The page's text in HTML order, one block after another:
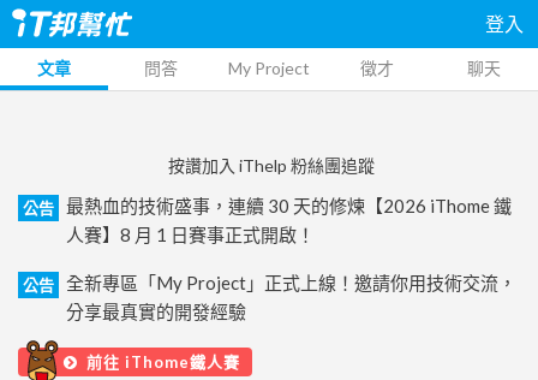
登入
文章 問答 My Project 徵才 聊天
按讚加入 iThelp 粉絲團追蹤
公告
最熱血的技術盛事，連續 30 天的修煉【2026 iThome 鐵
人賽】8 月 1 日賽事正式開啟！
公告
全新專區「My Project」正式上線！邀請你用技術交流，
分享最真實的開發經驗
前往 iThome鐵人賽